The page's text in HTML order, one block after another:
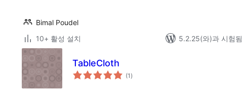
Bimal Poudel
10+ 활성 설치
5.2.25(와)과 시험됨
TableCloth
(1 전
체)